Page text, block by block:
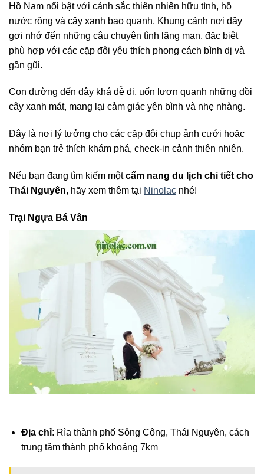
Hồ Nam nổi bật với cảnh sắc thiên nhiên hữu tình, hồ
nước rộng và cây xanh bao quanh. Khung cảnh nơi đây
gợi nhớ đến những câu chuyện tình lãng mạn, đặc biệt
phù hợp với các cặp đôi yêu thích phong cách bình dị và
gần gũi.
Con đường đến đây khá dễ đi, uốn lượn quanh những đồi
cây xanh mát, mang lại cảm giác yên bình và nhẹ nhàng.
Đây là nơi lý tưởng cho các cặp đôi chụp ảnh cưới hoặc
nhóm bạn trẻ thích khám phá, check-in cảnh thiên nhiên.
Nếu bạn đang tìm kiếm mộtcẩm nang du lịch chi tiết cho
Thái Nguyên, hãy xem thêm tại Ninolac nhé!
Trại Ngựa Bá Vân
Địa chỉ: Rìa thành phố Sông Công, Thái Nguyên, cách
trung tâm thành phố khoảng 7km